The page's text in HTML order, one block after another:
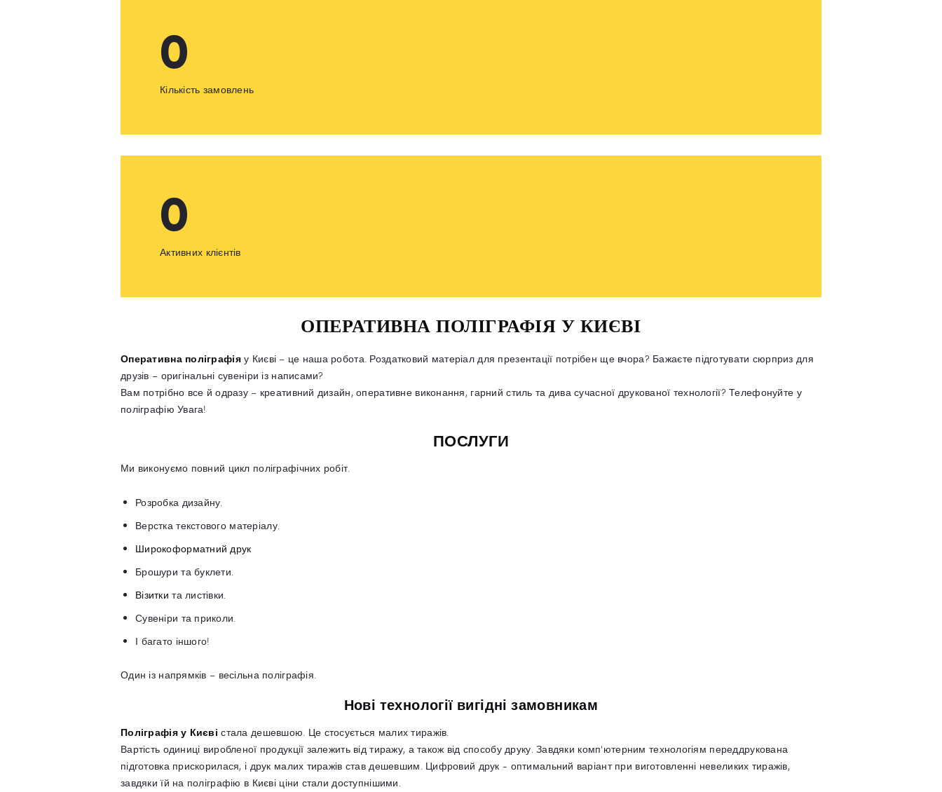
0
Кількість замовлень
0
Активних клієнтів
ОПЕРАТИВНА ПОЛІГРАФІЯ У КИЄВІ
Оперативна поліграфіяу Києві – це наша робота. Роздатковий матеріал для презентації потрібен ще вчора? Бажаєте підготувати сюрприз для
друзів – оригінальні сувеніри із написами?
Вам потрібно все й одразу – креативний дизайн, оперативне виконання, гарний стиль та дива сучасної друкованої технології? Телефонуйте у
поліграфію Увага!
ПОСЛУГИ
Ми виконуємо повний цикл поліграфічних робіт.
Розробка дизайну.
Верстка текстового матеріалу.
Широкоформатний друк
Брошури та буклети.
Візитки та листівки.
Сувеніри та приколи.
І багато іншого!
Один із напрямків – весільна поліграфія.
Нові технології вигідні замовникам
Поліграфія у Києві стала дешевшою. Це стосується малих тиражів.
Вартість одиниці виробленої продукції залежить від тиражу, а також від способу друку. Завдяки комп'ютерним технологіям переддрукована
підготовка прискорилася, і друк малих тиражів став дешевшим. Цифровий друк - оптимальний варіант при виготовленні невеликих тиражів,
завдяки їй на поліграфію в Києві ціни стали доступнішими.